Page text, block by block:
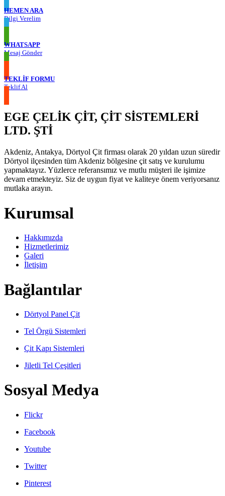
HEMEN ARA
Bilgi Verelim
WHATSAPP
Mesaj Gönder
TEKLIF FORMU
Teklif Al
EGE ÇELİK ÇİT, ÇİT SİSTEMLERİ
LTD. ŞTİ
Akdeniz, Antakya, Dörtyol Çit firması olarak 20 yıldan uzun süredir
Dörtyol ilçesinden tüm Akdeniz bölgesine çit satış ve kurulumu
yapmaktayız. Yüzlerce referansımız ve mutlu müşteri ile işimize
devam etmekteyiz. Siz de uygun fiyat ve kaliteye önem veriyorsanız
mutlaka arayın.
Kurumsal
Hakkımızda
Hizmetlerimiz
Galeri
İletişim
Bağlantılar
Dörtyol Panel Çit
Tel Örgü Sistemleri
Çit Kapı Sistemleri
Jiletli Tel Çeşitleri
Sosyal Medya
Flickr
Facebook
Youtube
Twitter
Pinterest